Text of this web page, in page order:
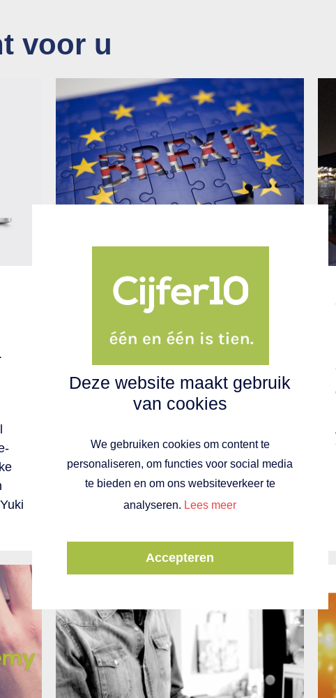
Deze website maakt gebruik
van cookies
We gebruiken cookies om content te
personaliseren, om functies voor social media
te bieden en om ons websiteverkeer te
analyseren. Lees meer
Accepteren
voor u
Bereid uw onderneming
voor op Brexit
Nog enkele maanden en Brexit is
Koninkrijk, dan is het belangrijk om
enkele voorbereidingen te treffen.
uitvoeren en daarnaast dient u een
EORI-nummer aan te vragen.
Cijfer10 vertelt u er graag meer
informatie over.